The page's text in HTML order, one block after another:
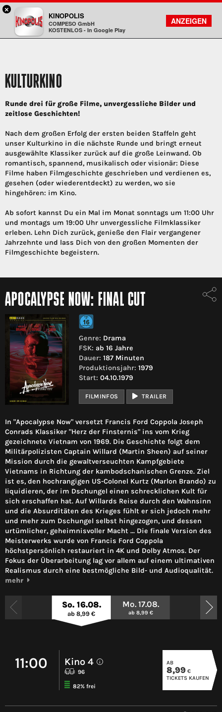
Kinopolis
FILMSUCHE
KONTO
KULTURKINO
Runde drei für große Filme, unvergessliche Bilder und
zeitlose Geschichten!
Nach dem großen Erfolg der ersten beiden Staffeln geht
unser Kulturkino in die nächste Runde und bringt erneut
ausgewählte Klassiker zurück auf die große Leinwand. Ob
romantisch, spannend, musikalisch oder visionär: Diese
Filme haben Filmgeschichte geschrieben und verdienen es,
gesehen (oder wiederentdeckt) zu werden, wo sie
hingehören: im Kino.
Ab sofort kannst Du ein Mal im Monat sonntags um 11:00 Uhr
und montags um 19:00 Uhr unvergessliche Filmklassiker
erleben. Lehn Dich zurück, genieße den Flair vergangener
Jahrzehnte und lass Dich von den großen Momenten der
Filmgeschichte begeistern.
APOCALYPSE NOW: FINAL CUT
Genre: Drama
FSK: ab 16 Jahre
Dauer: 187 Minuten
Produktionsjahr: 1979
Start: 04.10.1979
FILMINFOS TRAILER
In "Apocalypse Now" versetzt Francis Ford Coppola Joseph
Conrads Klassiker "Herz der Finsternis" ins vom Krieg
gezeichnete Vietnam von 1969. Die Geschichte folgt dem
Militärpolizisten Captain Willard (Martin Sheen) auf seiner
Mission durch die gewaltverseuchten Kampfgebiete
Vietnams in Richtung der kambodschanischen Grenze. Ziel
ist es, den hochrangigen US-Colonel Kurtz (Marlon Brando) zu
liquidieren, der im Dschungel einen schrecklichen Kult für
sich erschaffen hat. Auf Willards Reise durch den Wahnsinn
und die Absurditäten des Krieges fühlt er sich jedoch mehr
und mehr zum Dschungel selbst hingezogen, und dessen
urtümlicher, geheimnisvoller Macht ... Die finale Version des
Meisterwerks wurde von Francis Ford Coppola
höchstpersönlich restauriert in 4K und Dolby Atmos. Der
Fokus der Überarbeitung lag vor allem auf einem ultimativen
Realismus durch eine bestmögliche Bild- und Audioqualität.
mehr
So. 16.08.
ab 8,99 €
Mo. 17.08.
ab 8,99 €
11:00 Kino 4 i
96
82% frei
AB
8,99 €
TICKETS KAUFEN
×
KINOPOLIS
COMPESO GmbH
KOSTENLOS - In Google Play
ANZEIGEN